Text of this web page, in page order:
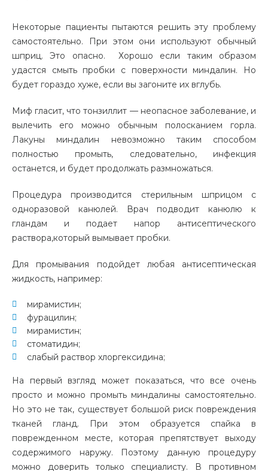
Некоторые пациенты пытаются решить эту проблему
самостоятельно. При этом они используют обычный
шприц.Это опасно. Хорошо если таким образом
удастся смыть пробки с поверхности миндалин. Но
будет гораздо хуже, если вы загоните их вглубь.
Миф гласит, что тонзиллит — неопасное заболевание, и
вылечить его можно обычным полосканием горла.
Лакуны миндалин невозможно таким способом
полностью промыть, следовательно, инфекция
останется, и будет продолжать размножаться.
Процедура производится стерильным шприцом с
одноразовой канюлей.
Врач подводит канюлю к
гландам и подает напор антисептического
раствора,который вымывает пробки.
Для промывания подойдет любая антисептическая
жидкость, например:
мирамистин;
фурацилин;
мирамистин;
стоматидин;
слабый раствор хлоргексидина;
На первый взгляд может показаться, что все очень
просто и можно промыть миндалины самостоятельно.
Но это не так, существует большой риск повреждения
тканей гланд. При этом образуется спайка в
поврежденном месте, которая препятствует выходу
содержимого наружу. Поэтому данную процедуру
можно доверить только специалисту. В противном